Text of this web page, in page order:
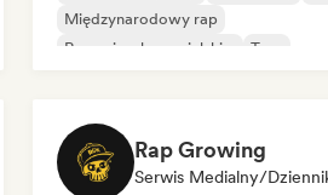
Międzynarodowy rap
Rap w języku angielskim
Trap
Rap Growing
Serwis Medialny/